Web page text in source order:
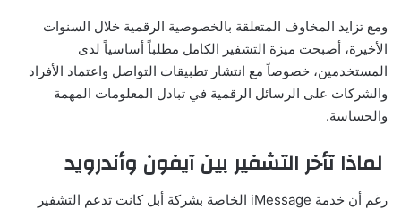
ومع تزايد المخاوف المتعلقة بالخصوصية الرقمية خلال السنوات
الأخيرة، أصبحت ميزة التشفير الكامل مطلباً أساسياً لدى
المستخدمين، خصوصاً مع انتشار تطبيقات التواصل واعتماد الأفراد
والشركات على الرسائل الرقمية في تبادل المعلومات المهمة
والحساسة.
لماذا تأخر التشفير بين آيفون وأندرويد
رغم أن خدمة iMessage الخاصة بشركة أبل كانت تدعم التشفير